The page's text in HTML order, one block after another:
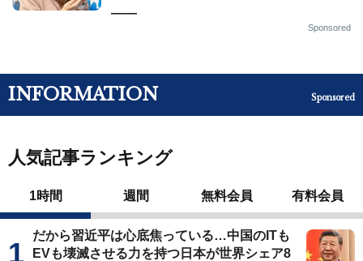
——
Sponsored
INFORMATION Sponsored
人気記事ランキング
1時間 週間 無料会員 有料会員
だから習近平は心底焦っている…中国のITも
EVも壊滅させる力を持つ日本が世界シェア8